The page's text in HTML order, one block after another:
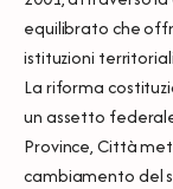
equilibrato che
istituzioni
La riforma
un assetto
Province, Città
cambiamento del